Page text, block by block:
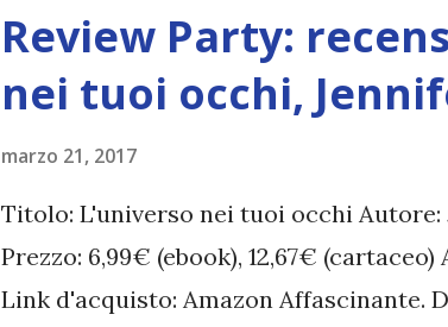
Review Party:
nei tuoi occhi,
marzo 21, 2017
Titolo: L'universo nei tuoi occhi Autore:
Prezzo: 6,99€ (ebook), 12,67€
Link d'acquisto: Amazon Affascinante.